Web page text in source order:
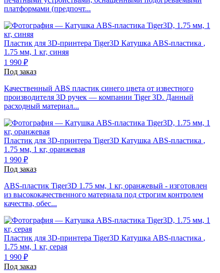
платформами (предпочт...
Пластик для 3D-принтера Tiger3D Катушка ABS-пластика ,
1.75 мм, 1 кг, синяя
1 990 ₽
Под заказ
Качественный ABS пластик синего цвета от известного
производителя 3D ручек — компании Tiger 3D. Данный
расходный материал...
Пластик для 3D-принтера Tiger3D Катушка ABS-пластика ,
1.75 мм, 1 кг, оранжевая
1 990 ₽
Под заказ
ABS-пластик Tiger3D 1.75 мм, 1 кг, оранжевый - изготовлен
из высококачественного материала под строгим контролем
качества, обес...
Пластик для 3D-принтера Tiger3D Катушка ABS-пластика ,
1.75 мм, 1 кг, серая
1 990 ₽
Под заказ